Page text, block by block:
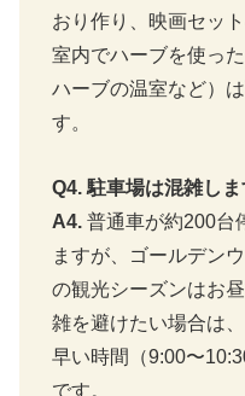
おり作り、映画セッ
室内でハーブを使っ
ハーブの温室など）
す。
Q4. 駐車場は混雑しま
A4. 普通車が約200台
ますが、ゴールデン
の観光シーズンはお
雑を避けたい場合は
早い時間（9:00〜
です。